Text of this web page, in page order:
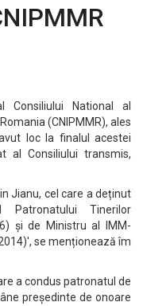
National al
(CNIPMMR), ales
loc la finalul acestei
al Consiliului transmis,
Jianu, cel care a deținut
Tinerilor
și de Ministru al IMM-
se menționează îm
a condus patronatul de
președinte de onoare